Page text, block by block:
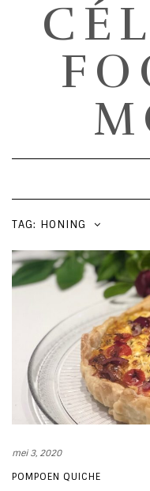
TAG: HONING
mei 3, 2020
POMPOEN QUICHE